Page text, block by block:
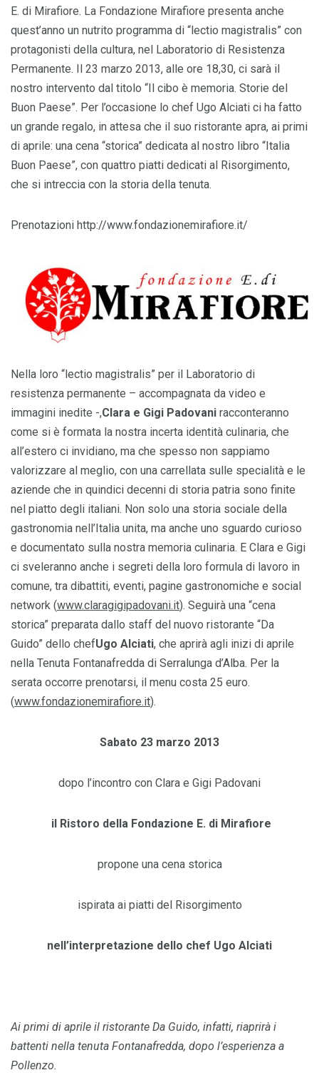
E. di Mirafiore. La Fondazione Mirafiore presenta anche
quest’anno un nutrito programma di “lectio magistralis” con
protagonisti della cultura, nel Laboratorio di Resistenza
Permanente. Il 23 marzo 2013, alle ore 18,30, ci sarà il
nostro intervento dal titolo “Il cibo è memoria. Storie del
Buon Paese”. Per l’occasione lo chef Ugo Alciati ci ha fatto
un grande regalo, in attesa che il suo ristorante apra, ai primi
di aprile: una cena “storica” dedicata al nostro libro “Italia
Buon Paese”, con quattro piatti dedicati al Risorgimento,
che si intreccia con la storia della tenuta.
Prenotazioni http://www.fondazionemirafiore.it/
Nella loro “lectio magistralis” per il Laboratorio di
resistenza permanente – accompagnata da video e
immagini inedite -,Clara e Gigi Padovani racconteranno
come si è formata la nostra incerta identità culinaria, che
all’estero ci invidiano, ma che spesso non sappiamo
valorizzare al meglio, con una carrellata sulle specialità e le
aziende che in quindici decenni di storia patria sono finite
nel piatto degli italiani. Non solo una storia sociale della
gastronomia nell’Italia unita, ma anche uno sguardo curioso
e documentato sulla nostra memoria culinaria. E Clara e Gigi
ci sveleranno anche i segreti della loro formula di lavoro in
comune, tra dibattiti, eventi, pagine gastronomiche e social
network (www.claragigipadovani.it). Seguirà una “cena
storica” preparata dallo staff del nuovo ristorante “Da
Guido” dello chefUgo Alciati, che aprirà agli inizi di aprile
nella Tenuta Fontanafredda di Serralunga d’Alba. Per la
serata occorre prenotarsi, il menu costa 25 euro.
(www.fondazionemirafiore.it).
Sabato 23 marzo 2013
dopo l’incontro con Clara e Gigi Padovani
il Ristoro della Fondazione E. di Mirafiore
propone una cena storica
ispirata ai piatti del Risorgimento
nell’interpretazione dello chef Ugo Alciati
Ai primi di aprile il ristorante Da Guido, infatti, riaprirà i
battenti nella tenuta Fontanafredda, dopo l’esperienza a
Pollenzo.